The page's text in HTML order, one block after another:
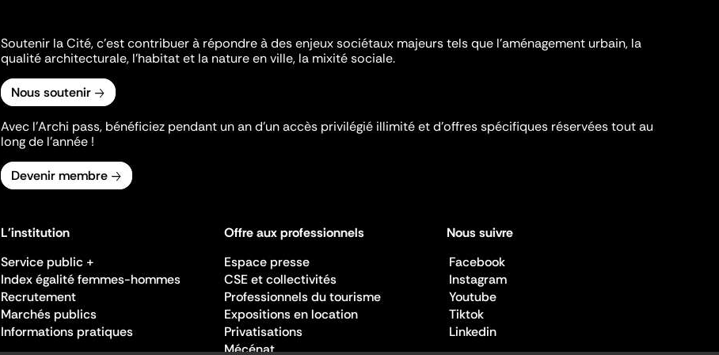
Soutenir la Cité, c'est contribuer à répondre à des enjeux sociétaux majeurs tels que l'aménagement urbain, la
qualité architecturale, l'habitat et la nature en ville, la mixité sociale.
Nous soutenir
Avec l’Archi pass, bénéficiez pendant un an d’un accès privilégié illimité et d’offres spécifiques réservées tout au
long de l’année !
Devenir membre
L'institution
Service public +
Index égalité femmes-hommes
Recrutement
Marchés publics
Informations pratiques
Offre aux professionnels
Espace presse
CSE et collectivités
Professionnels du tourisme
Expositions en location
Privatisations
Mécénat
Nous suivre
Facebook
Instagram
Youtube
Tiktok
Linkedin